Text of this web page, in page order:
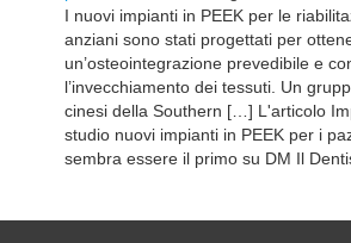
I nuovi impianti in PEEK per le
anziani sono stati progettati per
un’osteointegrazione prevedibile e
l’invecchiamento dei tessuti. Un
cinesi della Southern […] L'articolo
studio nuovi impianti in PEEK per i
sembra essere il primo su DM Il